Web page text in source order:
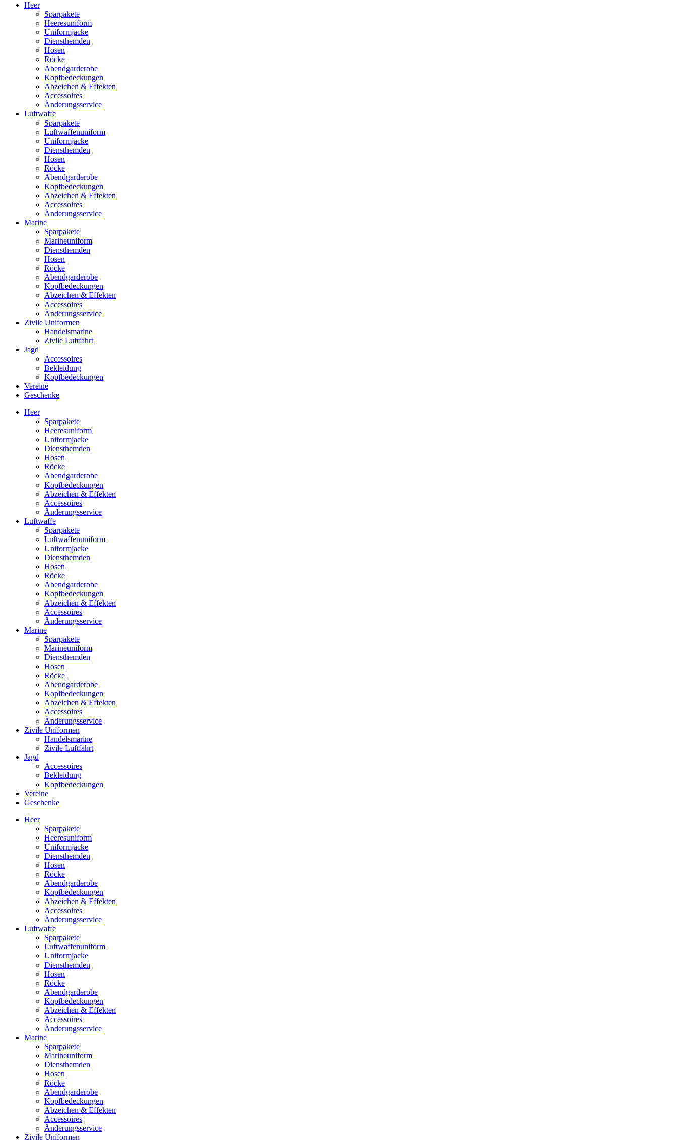
Heer
Sparpakete
Heeresuniform
Uniformjacke
Diensthemden
Hosen
Röcke
Abendgarderobe
Kopfbedeckungen
Abzeichen & Effekten
Accessoires
Änderungsservice
Luftwaffe
Sparpakete
Luftwaffenuniform
Uniformjacke
Diensthemden
Hosen
Röcke
Abendgarderobe
Kopfbedeckungen
Abzeichen & Effekten
Accessoires
Änderungsservice
Marine
Sparpakete
Marineuniform
Diensthemden
Hosen
Röcke
Abendgarderobe
Kopfbedeckungen
Abzeichen & Effekten
Accessoires
Änderungsservice
Zivile Uniformen
Handelsmarine
Zivile Luftfahrt
Jagd
Accessoires
Bekleidung
Kopfbedeckungen
Vereine
Geschenke
Heer
Sparpakete
Heeresuniform
Uniformjacke
Diensthemden
Hosen
Röcke
Abendgarderobe
Kopfbedeckungen
Abzeichen & Effekten
Accessoires
Änderungsservice
Luftwaffe
Sparpakete
Luftwaffenuniform
Uniformjacke
Diensthemden
Hosen
Röcke
Abendgarderobe
Kopfbedeckungen
Abzeichen & Effekten
Accessoires
Änderungsservice
Marine
Sparpakete
Marineuniform
Diensthemden
Hosen
Röcke
Abendgarderobe
Kopfbedeckungen
Abzeichen & Effekten
Accessoires
Änderungsservice
Zivile Uniformen
Handelsmarine
Zivile Luftfahrt
Jagd
Accessoires
Bekleidung
Kopfbedeckungen
Vereine
Geschenke
Heer
Sparpakete
Heeresuniform
Uniformjacke
Diensthemden
Hosen
Röcke
Abendgarderobe
Kopfbedeckungen
Abzeichen & Effekten
Accessoires
Änderungsservice
Luftwaffe
Sparpakete
Luftwaffenuniform
Uniformjacke
Diensthemden
Hosen
Röcke
Abendgarderobe
Kopfbedeckungen
Abzeichen & Effekten
Accessoires
Änderungsservice
Marine
Sparpakete
Marineuniform
Diensthemden
Hosen
Röcke
Abendgarderobe
Kopfbedeckungen
Abzeichen & Effekten
Accessoires
Änderungsservice
Zivile Uniformen